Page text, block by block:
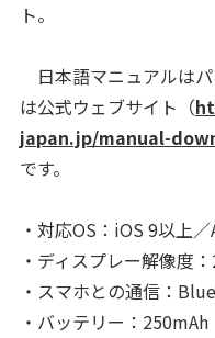
ト。
日本語マニュアルは
は公式ウェブサイト（
japan.jp/manual-
です。
・対応OS：iOS 9以上
・ディスプレー解像度
・スマホとの通信：
・バッテリー：250mAh